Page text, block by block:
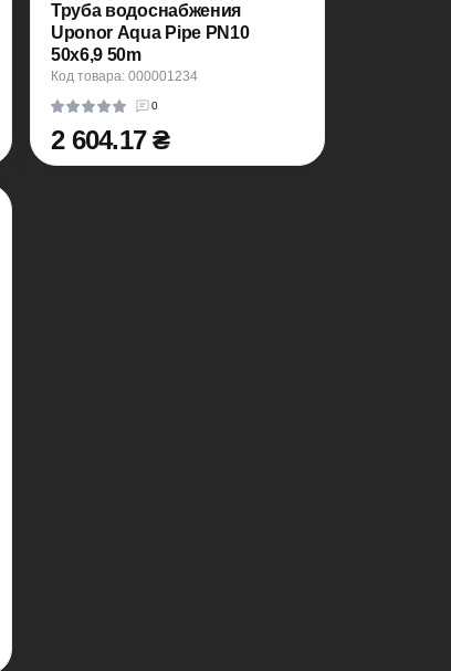
Труба водоснабжения
Uponor Aqua Pipe PN10
50x6,9 50m
Код товара: 000001234
0
2 604.17 ₴